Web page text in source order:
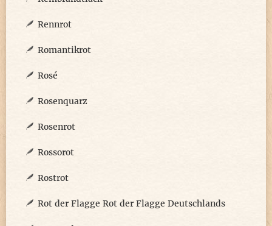
Rennrot
Romantikrot
Rosé
Rosenquarz
Rosenrot
Rossorot
Rostrot
Rot der Flagge Rot der Flagge Deutschlands